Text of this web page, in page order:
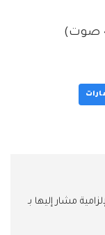
مشار إليها بـ